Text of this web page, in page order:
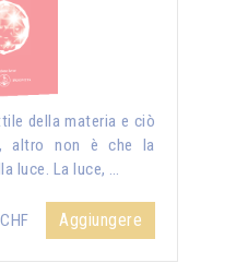
della materia e ciò
altro non è che la
luce. La luce, …
Aggiungere